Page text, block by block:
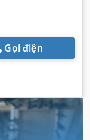
Gọi điện